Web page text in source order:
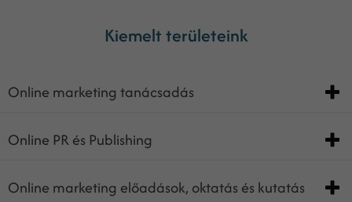
Kiemelt területeink
Online marketing tanácsadás
Online PR és Publishing
Online marketing előadások, oktatás és kutatás